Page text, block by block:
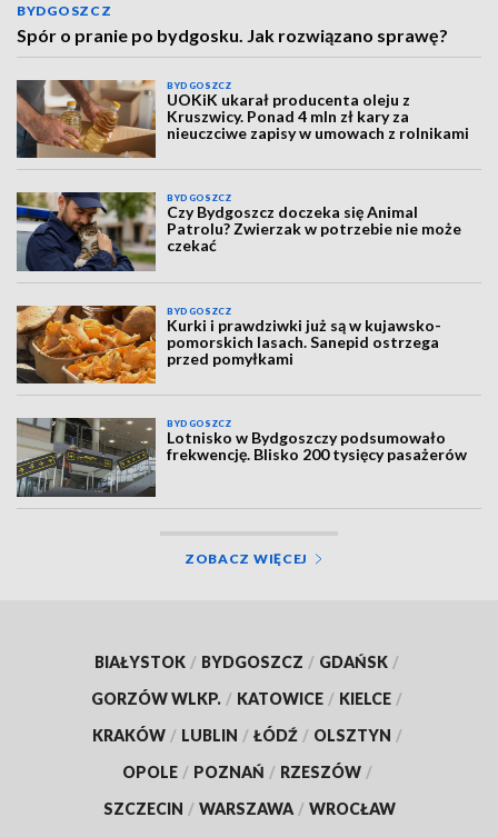
BYDGOSZCZ
Spór o pranie po bydgosku. Jak rozwiązano sprawę?
BYDGOSZCZ
UOKiK ukarał producenta oleju z
Kruszwicy. Ponad 4 mln zł kary za
nieuczciwe zapisy w umowach z rolnikami
BYDGOSZCZ
Czy Bydgoszcz doczeka się Animal
Patrolu? Zwierzak w potrzebie nie może
czekać
BYDGOSZCZ
Kurki i prawdziwki już są w kujawsko-
pomorskich lasach. Sanepid ostrzega
przed pomyłkami
BYDGOSZCZ
Lotnisko w Bydgoszczy podsumowało
frekwencję. Blisko 200 tysięcy pasażerów
ZOBACZ WIĘCEJ
BIAŁYSTOK / BYDGOSZCZ / GDAŃSK /
GORZÓW WLKP. / KATOWICE / KIELCE /
KRAKÓW / LUBLIN / ŁÓDŹ / OLSZTYN /
OPOLE / POZNAŃ / RZESZÓW /
SZCZECIN / WARSZAWA / WROCŁAW